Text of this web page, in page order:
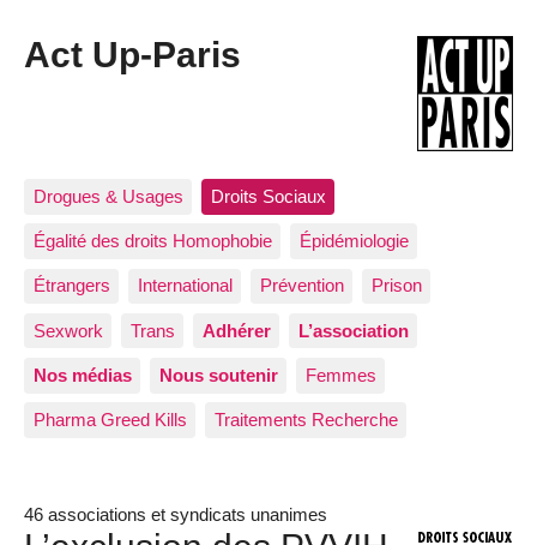
Act Up-Paris
Drogues & Usages Droits Sociaux
Égalité des droits Homophobie Épidémiologie
Étrangers International Prévention Prison
Sexwork Trans Adhérer L’association
Nos médias Nous soutenir Femmes
Pharma Greed Kills Traitements Recherche
46 associations et syndicats unanimes